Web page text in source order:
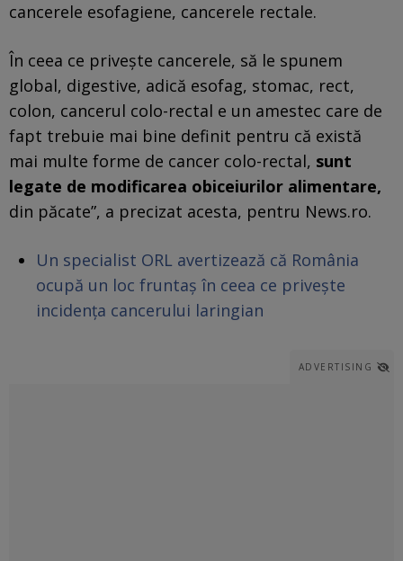
cancerele esofagiene, cancerele rectale.
În ceea ce priveşte cancerele, să le spunem
global, digestive, adică esofag, stomac, rect,
colon, cancerul colo-rectal e un amestec care de
fapt trebuie mai bine definit pentru că există
mai multe forme de cancer colo-rectal, sunt
legate de modificarea obiceiurilor alimentare,
din păcate”, a precizat acesta, pentru News.ro.
Un specialist ORL avertizează că România
ocupă un loc fruntaș în ceea ce privește
incidența cancerului laringian
ADVERTISING